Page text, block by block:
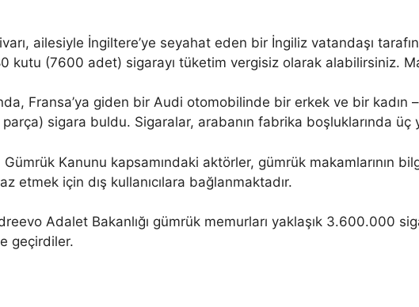
ailesiyle İngiltere’ye seyahat eden bir İngiliz vatandaşı
kutu (7600 adet) sigarayı tüketim vergisiz olarak alabilirsiniz.
Fransa’ya giden bir Audi otomobilinde bir erkek ve bir kadın
sigara buldu. Sigaralar, arabanın fabrika boşluklarında üç
Kanunu kapsamındaki aktörler, gümrük makamlarının
etmek için dış kullanıcılara bağlanmaktadır.
Adalet Bakanlığı gümrük memurları yaklaşık 3.600.000
geçirdiler.